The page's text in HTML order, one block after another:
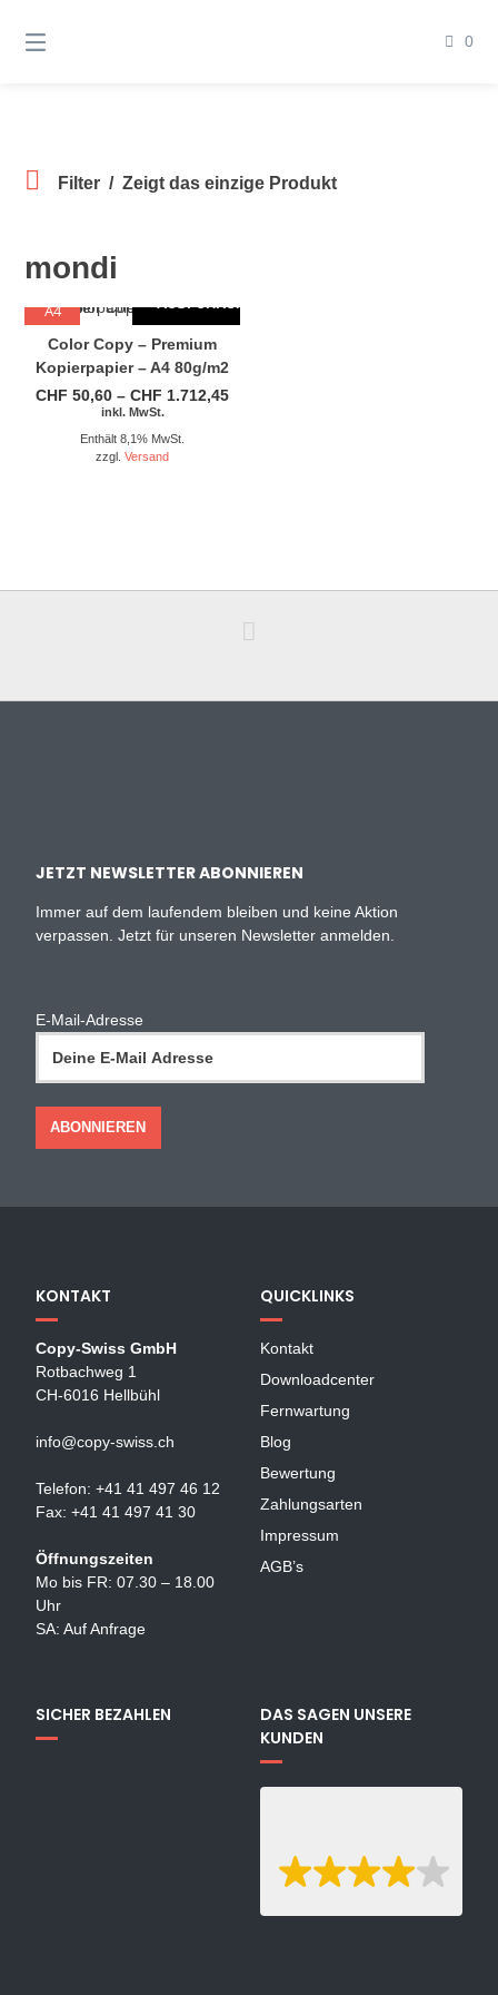
zum
0
mondi
Filter Zeigt das einzige Produkt
Dieses Produkt weist mehrere Varianten auf. Die Optionen können auf der Produktseite gewählt werden
A4
Color Copy – Premium
Kopierpapier – A4 80g/m2
CHF 50,60 –CHF 1.712,45Preisspanne:
inkl. MwSt.
Enthält 8,1% MwSt.
zzgl.Versand
JETZT NEWSLETTER ABONNIEREN
Immer auf dem laufendem bleiben und keine Aktion
verpassen. Jetzt für unseren Newsletter anmelden.
E-Mail-Adresse
KONTAKT
Copy-Swiss GmbH
Rotbachweg 1
CH-6016 Hellbühl
info@copy-swiss.ch
Telefon: +41 41 497 46 12
Fax: +41 41 497 41 30
Öffnungszeiten
Mo bis FR: 07.30 – 18.00
Uhr
SA: Auf Anfrage
QUICKLINKS
Kontakt
Downloadcenter
Fernwartung
Blog
Bewertung
Zahlungsarten
Impressum
AGB’s
SICHER BEZAHLEN
DAS SAGEN UNSERE
KUNDEN